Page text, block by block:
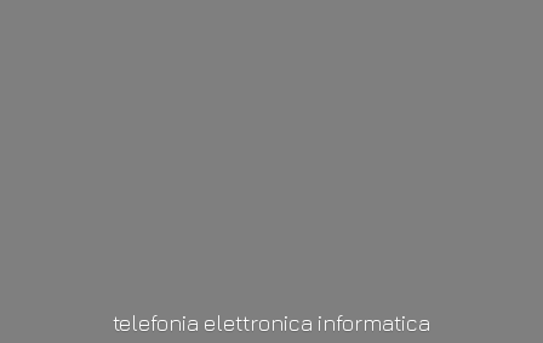
telefonia elettronica informatica